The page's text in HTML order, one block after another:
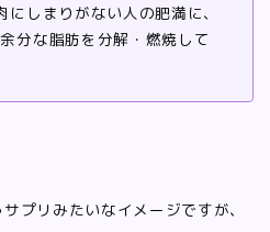
にしまりがない人の肥満に、
分な脂肪を分解・燃焼して
プリみたいなイメージですが、